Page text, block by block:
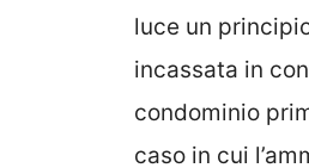
luce un
incassata in
condominio
caso in cui